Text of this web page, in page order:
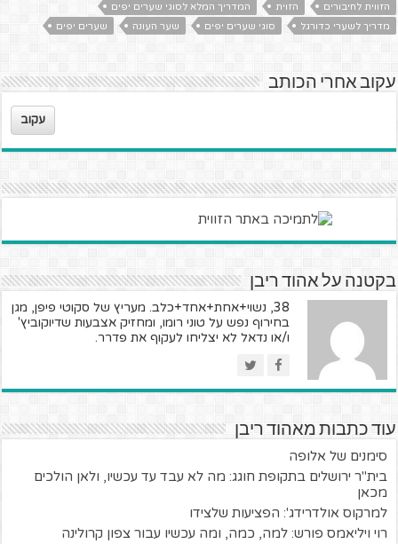
הזווית לחיבורים
הזוית
המדריך המלא לסוגי שערים יפים
מדריך לשערי כדורגל
סוגי שערים יפים שער העונה שערים יפים
עקוב אחרי הכותב
עקוב
בקטנה על אהוד ריבן
38, נשוי+אחת+אחד+כלב. מעריץ של סקוטי פיפן, מגן
בחירוף נפש על טוני רומו, ומחזיק אצבעות שדיוקוביץ'
ו/או נדאל לא יצליחו לעקוף את פדרר.
עוד כתבות מאהוד ריבן
סימנים של אלופה
בית"ר ירושלים בתקופת חוגג: מה לא עבד עד עכשיו, ולאן הולכים
מכאן
למרקוס אולדרידג': הפציעות שלצידו
רוי ויליאמס פורש: למה, כמה, ומה עכשיו עבור צפון קרולינה